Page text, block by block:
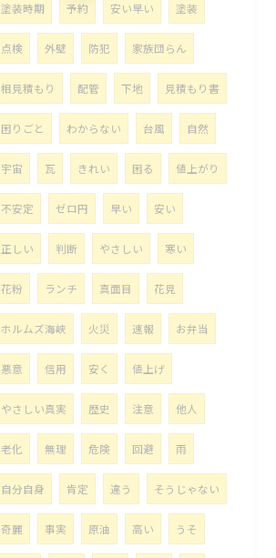
塗装時期 予約 安い早い 塗装
点検 外壁 防犯 家族団らん
相見積もり 配管 下地 見積もり書
困りごと わからない 台風 自然
宇宙 瓦 きれい 困る 値上がり
不安定 ゼロ円 早い 安い
正しい 判断 やさしい 寒い
花粉 ランチ 真面目 花見
ホルムズ海峡 火災 速報 お弁当
悪意 信用 安く 値上げ
やさしい真実 歴史 注意 他人
老化 無理 危険 回避 雨
自分自身 肯定 違う そうじゃない
奇麗 事実 原油 高い うそ